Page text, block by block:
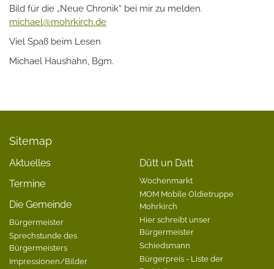
Bild für die „Neue Chronik“ bei mir zu melden.
michael@mohrkirch.de
Viel Spaß beim Lesen
Michael Haushahn, Bgm.
Sitemap
Aktuelles
Termine
Die Gemeinde
Bürgermeister
Sprechstunde des
Bürgermeisters
Impressionen/Bilder
Dütt un Datt
Wochenmarkt
MOM Mobile Oldietruppe
Mohrkirch
Hier schreibt unser
Bürgermeister
Schiedsmann
Bürgerpreis - Liste der